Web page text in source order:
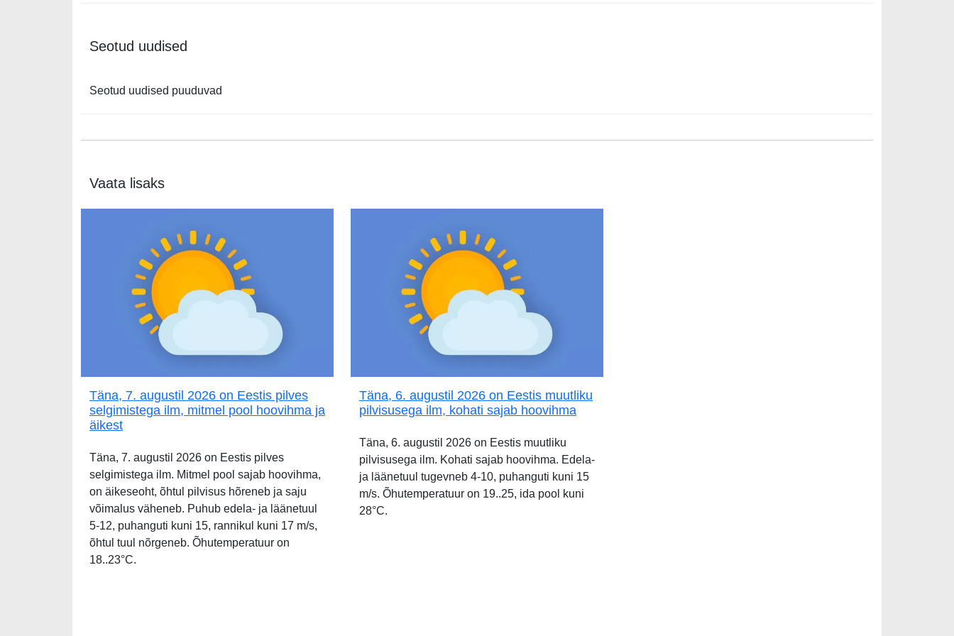
Seotud uudised
Seotud uudised puuduvad
Vaata lisaks
Täna, 7. augustil 2026 on Eestis pilves
selgimistega ilm, mitmel pool hoovihma ja
äikest
Täna, 7. augustil 2026 on Eestis pilves
selgimistega ilm. Mitmel pool sajab hoovihma,
on äikeseoht, õhtul pilvisus hõreneb ja saju
võimalus väheneb. Puhub edela- ja läänetuul
5-12, puhanguti kuni 15, rannikul kuni 17 m/s,
õhtul tuul nõrgeneb. Õhutemperatuur on
18..23°C.
Täna, 6. augustil 2026 on Eestis muutliku
pilvisusega ilm, kohati sajab hoovihma
Täna, 6. augustil 2026 on Eestis muutliku
pilvisusega ilm. Kohati sajab hoovihma. Edela-
ja läänetuul tugevneb 4-10, puhanguti kuni 15
m/s. Õhutemperatuur on 19..25, ida pool kuni
28°C.